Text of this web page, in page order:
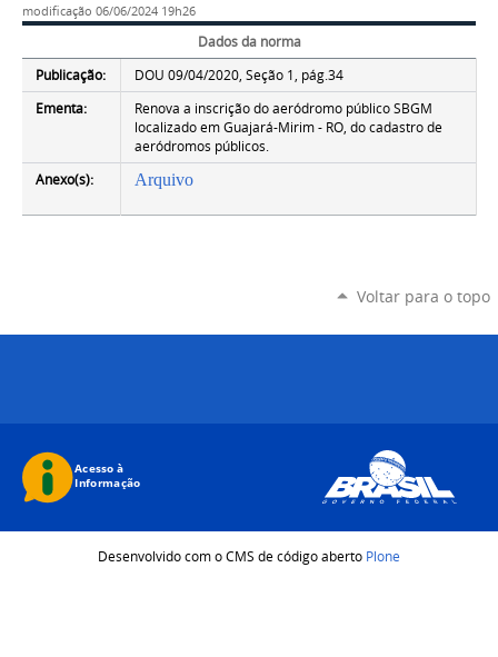
modificação 06/06/2024 19h26
Dados da norma
Publicação:
DOU 09/04/2020, Seção 1, pág.34
Ementa:
Renova a inscrição do aeródromo público SBGM
localizado em Guajará-Mirim - RO, do cadastro de
aeródromos públicos.
Anexo(s):
Arquivo
Voltar para o topo
Desenvolvido com o CMS de código aberto Plone